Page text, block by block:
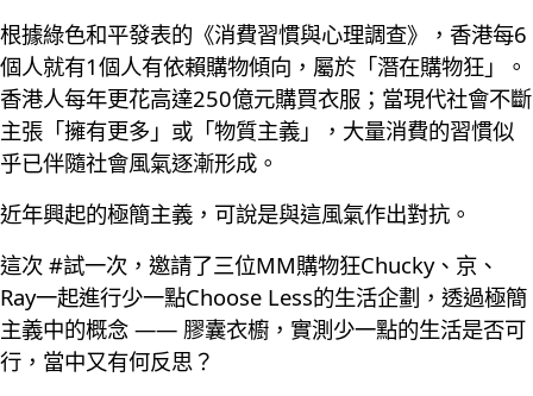
根據綠色和平發表的《消費習慣與心理調查》，香港每6
個人就有1個人有依賴購物傾向，屬於「潛在購物狂」。
香港人每年更花高達250億元購買衣服；當現代社會不斷
主張「擁有更多」或「物質主義」，大量消費的習慣似
乎已伴隨社會風氣逐漸形成。
近年興起的極簡主義，可說是與這風氣作出對抗。
這次 #試一次，邀請了三位MM購物狂Chucky、京、
Ray一起進行少一點Choose Less的生活企劃，透過極簡
主義中的概念 —— 膠囊衣櫥，實測少一點的生活是否可
行，當中又有何反思？